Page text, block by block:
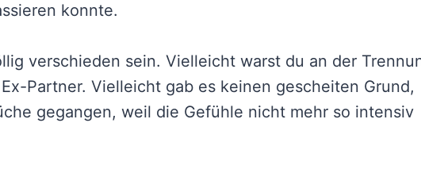
konnte.
verschieden sein. Vielleicht warst du an der
Partner. Vielleicht gab es keinen gescheiten Grund,
gegangen, weil die Gefühle nicht mehr so intensiv